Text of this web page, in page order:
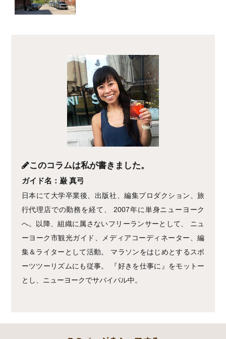
このコラムは私が書きました。
ガイド名：巌 真弓
日本にて大学卒業後、出版社、編集プロダクション、旅
行代理店での勤務を経て、 2007年に単身ニューヨーク
へ。以降、組織に属さないフリーランサーとして、 ニュ
ーヨーク市観光ガイド、メディアコーディネーター、編
集＆ライターとして活動。 マラソンをはじめとするスポ
ーツツーリズムにも従事。 『好きを仕事に』をモットー
とし、ニューヨークでサバイバル中。